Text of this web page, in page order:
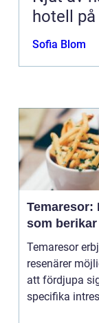
hotell
Sofia Blom
Temaresor:
som
Temaresor
resenärer
att fördjupa
specifika